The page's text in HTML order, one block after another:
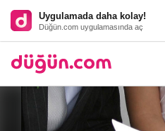
Uygulamada daha kolay!
Düğün.com uygulamasında aç